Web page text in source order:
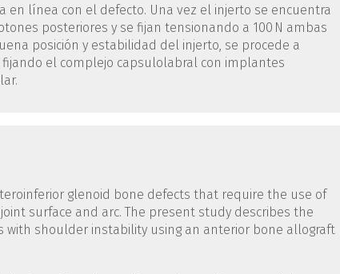
en línea con el defecto. Una vez el injerto se encuentra
posteriores y se fijan tensionando a 100 N ambas
posición y estabilidad del injerto, se procede a
el complejo capsulolabral con implantes
glenoid bone defects that require the use of
surface and arc. The present study describes the
shoulder instability using an anterior bone allograft